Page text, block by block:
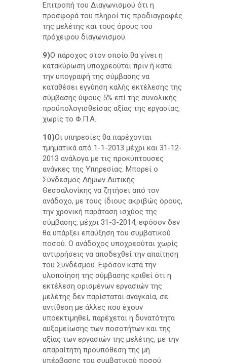
Επιτροπή του Διαγωνισμού ότι η
προσφορά του πληροί τις προδιαγραφές
της μελέτης και τους όρους του
πρόχειρου διαγωνισμού.
9)Ο πάροχος στον οποίο θα γίνει η
κατακύρωση υποχρεούται πριν ή κατά
την υπογραφή της σύμβασης να
καταθέσει εγγύηση καλής εκτέλεσης της
σύμβασης ύψους 5% επί της συνολικής
προϋπολογισθείσας αξίας της εργασίας,
χωρίς το Φ.Π.Α..
10)Οι υπηρεσίες θα παρέχονται
τμηματικά από 1-1-2013 μέχρι και 31-12-
2013 ανάλογα με τις προκύπτουσες
ανάγκες της Υπηρεσίας. Μπορεί ο
Σύνδεσμος Δήμων Δυτικής
Θεσσαλονίκης να ζητήσει από τον
ανάδοχο, με τους ίδιους ακριβώς όρους,
την χρονική παράταση ισχύος της
σύμβασης, μέχρι 31-3-2014, εφόσον δεν
θα υπάρξει επαύξηση του συμβατικού
ποσού. Ο ανάδοχος υποχρεούται χωρίς
αντιρρήσεις να αποδεχθεί την απαίτηση
του Συνδέσμου. Εφόσον κατά την
υλοποίηση της σύμβασης κριθεί ότι η
εκτέλεση ορισμένων εργασιών της
μελέτης δεν παρίσταται αναγκαία, σε
αντίθεση με άλλες που έχουν
υποεκτιμηθεί, παρέχεται η δυνατότητα
αυξομείωσης των ποσοτήτων και της
αξίας των εργασιών της μελέτης, με την
απαραίτητη προϋπόθεση της μη
υπέρβασης του συμβατικού ποσού.